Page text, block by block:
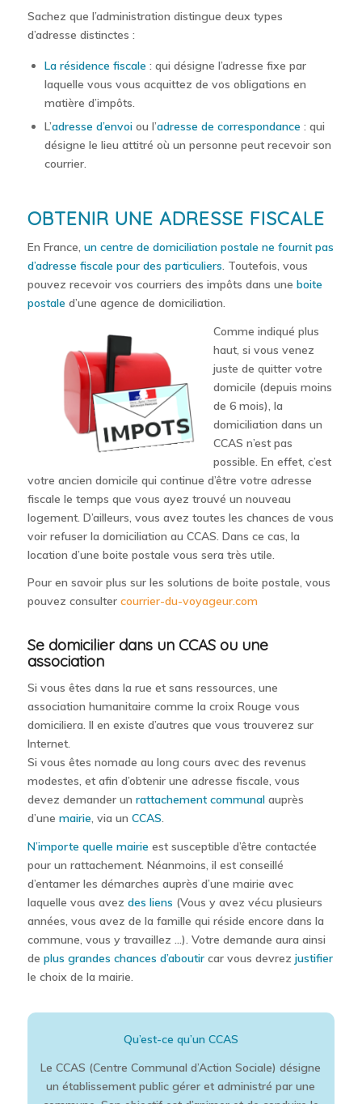
Sachez que l’administration distingue deux types
d’adresse distinctes :
La résidence fiscale : qui désigne l’adresse fixe par
laquelle vous vous acquittez de vos obligations en
matière d’impôts.
L’adresse d’envoiou l’adresse de correspondance : qui
désigne le lieu attitré où un personne peut recevoir son
courrier.
OBTENIR UNE ADRESSE FISCALE
En France, un centre de domiciliation postale ne fournit pas
d’adresse fiscale pour des particuliers. Toutefois, vous
pouvez recevoir vos courriers des impôts dans une boite
postale d’une agence de domiciliation.
Comme indiqué plus
haut, si vous venez
juste de quitter votre
domicile (depuis moins
de 6 mois), la
domiciliation dans un
CCAS n’est pas
possible. En effet, c’est
votre ancien domicile qui continue d’être votre adresse
fiscale le temps que vous ayez trouvé un nouveau
logement. D’ailleurs, vous avez toutes les chances de vous
voir refuser la domiciliation au CCAS. Dans ce cas, la
location d’une boite postale vous sera très utile.
Pour en savoir plus sur les solutions de boite postale, vous
pouvez consulter courrier-du-voyageur.com
Se domicilier dans un CCAS ou une
association
Si vous êtes dans la rue et sans ressources, une
association humanitaire comme la croix Rouge vous
domiciliera. Il en existe d’autres que vous trouverez sur
Internet.
Si vous êtes nomade au long cours avec des revenus
modestes, et afin d’obtenir une adresse fiscale, vous
devez demander un rattachement communalauprès
d’une mairie, via un CCAS.
N’importe quelle mairie est susceptible d’être contactée
pour un rattachement. Néanmoins, il est conseillé
d’entamer les démarches auprès d’une mairie avec
laquelle vous avez des liens (Vous y avez vécu plusieurs
années, vous avez de la famille qui réside encore dans la
commune, vous y travaillez …). Votre demande aura ainsi
de plus grandes chances d’aboutircar vous devrez justifier
le choix de la mairie.
Qu’est-ce qu’un CCAS
Le CCAS (Centre Communal d’Action Sociale) désigne
un établissement public gérer et administré par une